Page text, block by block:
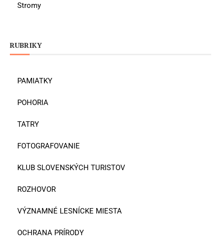
Stromy
RUBRIKY
PAMIATKY
POHORIA
TATRY
FOTOGRAFOVANIE
KLUB SLOVENSKÝCH TURISTOV
ROZHOVOR
VÝZNAMNÉ LESNÍCKE MIESTA
OCHRANA PRÍRODY